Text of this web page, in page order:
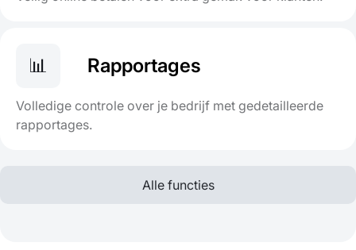
📊 Rapportages
Volledige controle over je bedrijf met gedetailleerde
rapportages.
Alle functies